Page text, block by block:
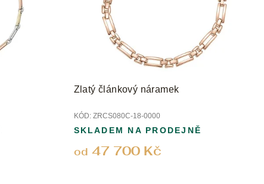
Zlatý článkový náramek
KÓD: ZRCS080C-18-0000
od 47 700 Kč
SKLADEM NA PRODEJNĚ